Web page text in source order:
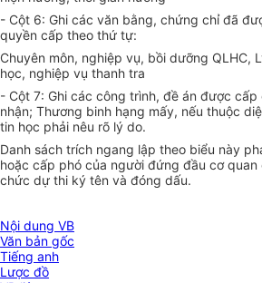
- Cột 6: Ghi các văn bằng, chứng chỉ đã
quyền cấp theo thứ tự:
Chuyên môn, nghiệp vụ, bồi dưỡng QLHC,
học, nghiệp vụ thanh tra
- Cột 7: Ghi các công trình, đề án được
nhận; Thương binh hạng mấy, nếu thuộc
tin học phải nêu rõ lý do.
Danh sách trích ngang lập theo biểu này
hoặc cấp phó của người đứng đầu cơ
chức dự thi ký tên và đóng dấu.
Nội dung VB
Văn bản gốc
Tiếng anh
Lược đồ